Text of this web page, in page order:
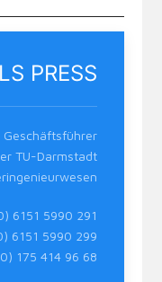
PRESS
Geschäftsführer
TU-Darmstadt
6151 5990 291
6151 5990 299
175 414 96 68